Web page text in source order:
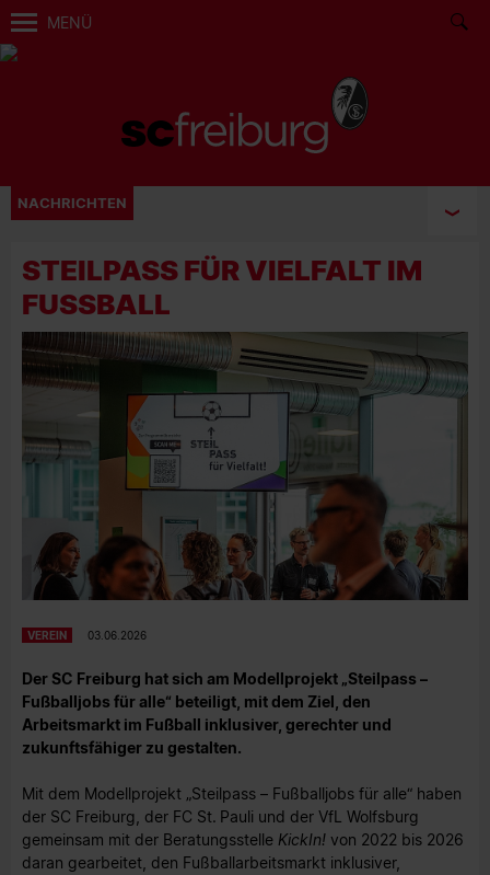
MENÜ
NACHRICHTEN
STEILPASS FÜR VIELFALT IM
FUSSBALL
VEREIN 03.06.2026
Der SC Freiburg hat sich am Modellprojekt „Steilpass –
Fußballjobs für alle“ beteiligt, mit dem Ziel, den
Arbeitsmarkt im Fußball inklusiver, gerechter und
zukunftsfähiger zu gestalten.
Mit dem Modellprojekt „Steilpass – Fußballjobs für alle“ haben
der SC Freiburg, der FC St. Pauli und der VfL Wolfsburg
gemeinsam mit der Beratungsstelle KickIn! von 2022 bis 2026
daran gearbeitet, den Fußballarbeitsmarkt inklusiver,